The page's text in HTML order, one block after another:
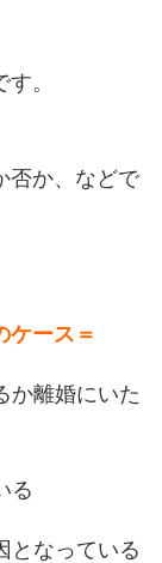
。
否か、などで
ケース＝
か離婚にいた
る
となっている